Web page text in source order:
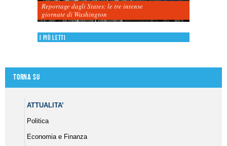
Reportage dagli States: le tre intense
giornate di Washington
I più letti
Torna su
ATTUALITA’
Politica
Economia e Finanza